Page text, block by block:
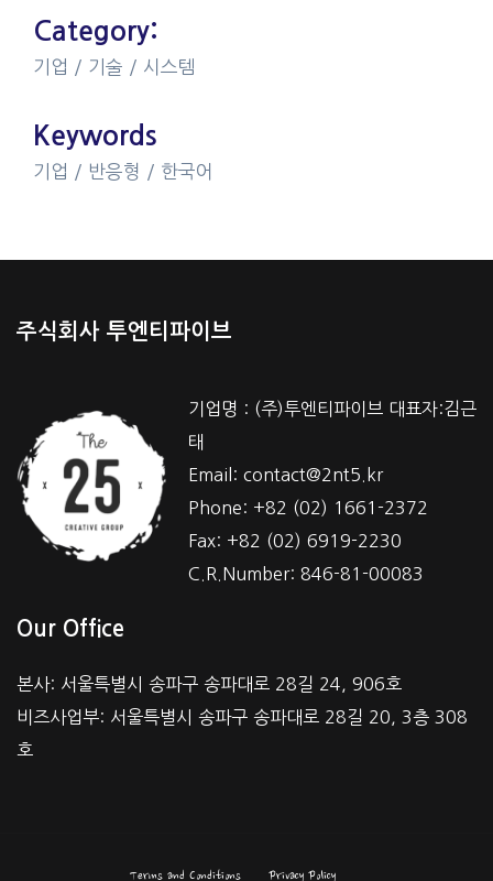
Category:
기업 / 기술 / 시스템
Keywords
기업 / 반응형 / 한국어
주식회사 투엔티파이브
기업명 : (주)투엔티파이브 대표자:김근
태
Email: contact@2nt5.kr
Phone: +82 (02) 1661-2372
Fax: +82 (02) 6919-2230
C.R.Number: 846-81-00083
Our Office
본사: 서울특별시 송파구 송파대로 28길 24, 906호
비즈사업부: 서울특별시 송파구 송파대로 28길 20, 3층 308
호
Terms and Conditions Privacy Policy